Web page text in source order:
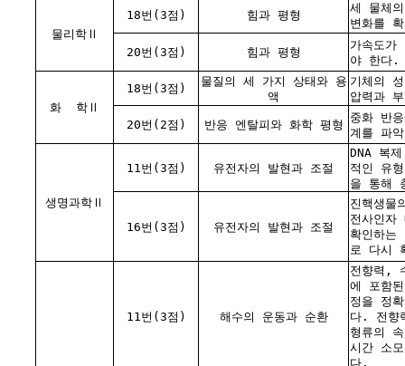
물리학Ⅱ
18번(3점) 힘과 평형
세 물체
변화를
20번(3점) 힘과 평형
가속도
야 한다.
화 학Ⅱ
18번(3점)
물질의 세 가지 상태와 용
액
기체의
압력과
20번(2점) 반응 엔탈피와 화학 평형
중화 반
계를 파
생명과학Ⅱ
11번(3점) 유전자의 발현과 조절
DNA 복
적인 유
을 통해
16번(3점) 유전자의 발현과 조절
진핵생물
전사인자
확인하는
로 다시
11번(3점) 해수의 운동과 순환
전향력,
에 포함
정을 정
다. 전향
형류의
시간 소
다.